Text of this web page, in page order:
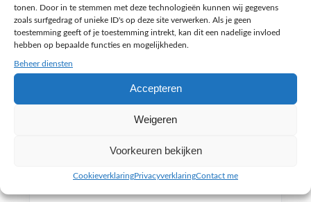
tonen. Door in te stemmen met deze technologieën kunnen wij gegevens
zoals surfgedrag of unieke ID's op deze site verwerken. Als je geen
toestemming geeft of je toestemming intrekt, kan dit een nadelige invloed
hebben op bepaalde functies en mogelijkheden.
Beheer diensten
Accepteren
Weigeren
Voorkeuren bekijken
CookieverklaringPrivacyverklaringContact me